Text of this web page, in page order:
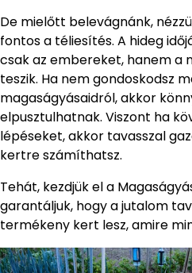
De mielőtt belevágnánk,
fontos a téliesítés. A hideg
csak az embereket, hanem a
teszik. Ha nem gondoskodsz
magaságyásaidról, akkor
elpusztulhatnak. Viszont ha
lépéseket, akkor tavasszal
kertre számíthatsz.
Tehát, kezdjük el a
garantáljuk, hogy a jutalom
termékeny kert lesz, amire